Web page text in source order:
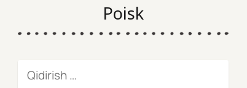
Poisk